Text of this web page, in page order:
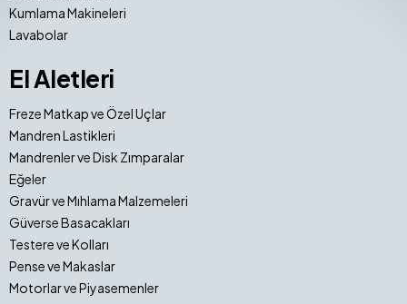
Kumlama Makineleri
Lavabolar
El Aletleri
Freze Matkap ve Özel Uçlar
Mandren Lastikleri
Mandrenler ve Disk Zımparalar
Eğeler
Gravür ve Mıhlama Malzemeleri
Güverse Basacakları
Testere ve Kolları
Pense ve Makaslar
Motorlar ve Piyasemenler